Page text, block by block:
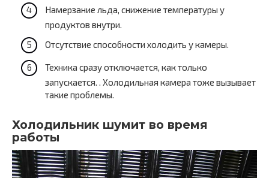
Намерзание льда, снижение температуры у
продуктов внутри.
Отсутствие способности холодить у камеры.
Техника сразу отключается, как только
запускается. . Холодильная камера тоже вызывает
такие проблемы.
Холодильник шумит во время
работы